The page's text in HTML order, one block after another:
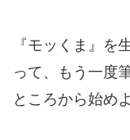
『モッくま』を
って、も う一度
ところから始め